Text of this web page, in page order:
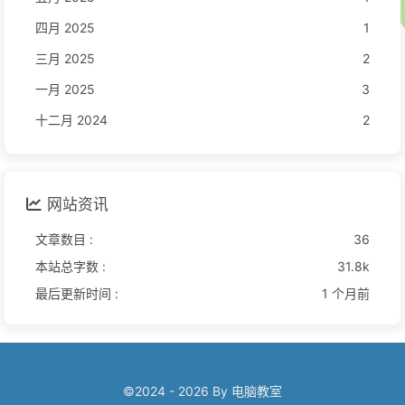
四月 2025
1
三月 2025
2
一月 2025
3
十二月 2024
2
网站资讯
文章数目 :
36
本站总字数 :
31.8k
最后更新时间 :
1 个月前
©2024 - 2026 By 电脑教室